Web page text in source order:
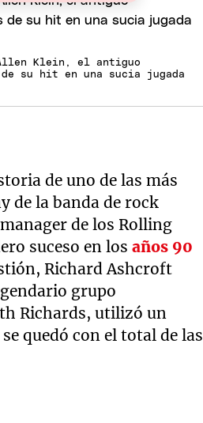
Klein, el antiguo
su hit en una sucia jugada
de uno de las más
de la banda de rock
de los Rolling
suceso en losaños 90
Richard Ashcroft
grupo
Richards, utilizó un
quedó con el total de las